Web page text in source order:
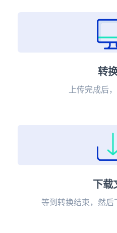
转
上传完成后
下载
等到转换结束，然